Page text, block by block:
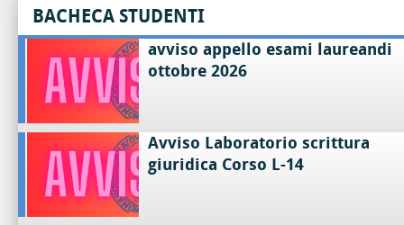
BACHECA STUDENTI
avviso appello esami laureandi
ottobre 2026
Avviso Laboratorio scrittura
giuridica Corso L-14